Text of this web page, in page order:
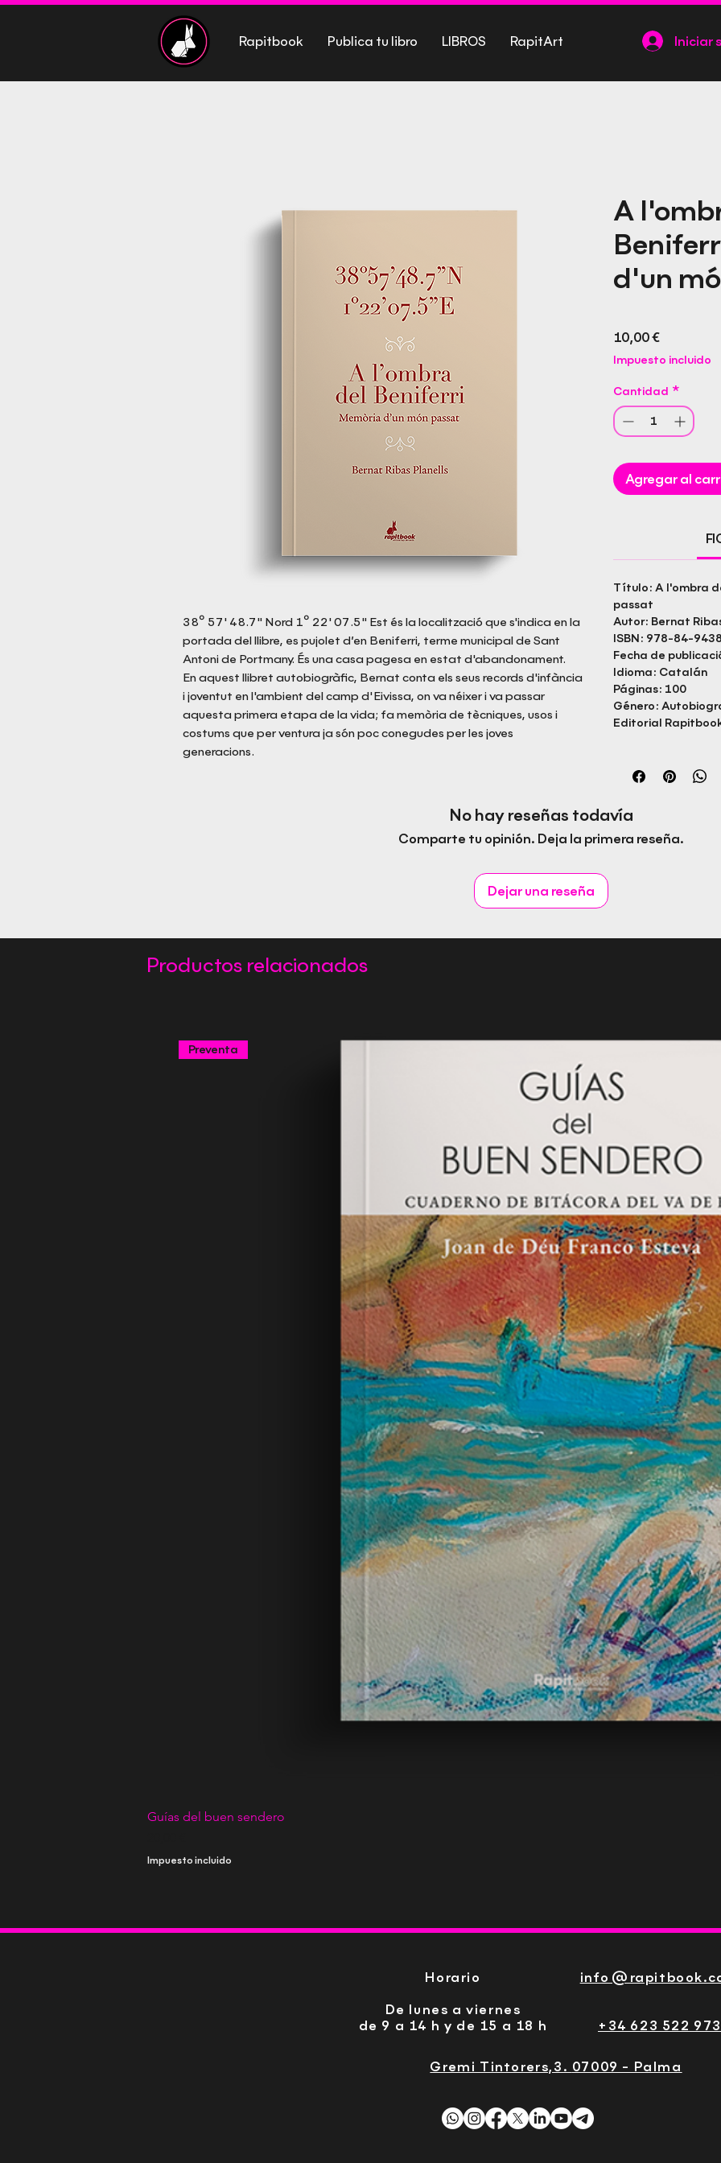
Rapitbook Publica tu libro LIBROS RapitArt Iniciar
38º 57' 48.7" Nord 1º 22' 07.5" Est és la localització que s'indica en la
portada del llibre, es pujolet d’en Beniferri, terme municipal de Sant
Antoni de Portmany. És una casa pagesa en estat d'abandonament.
En aquest llibret autobiogràfic, Bernat conta els seus records d'infància
i joventut en l'ambient del camp d'Eivissa, on va néixer i va passar
aquesta primera etapa de la vida; fa memòria de tècniques, usos i
costums que per ventura ja són poc conegudes per les joves
generacions.
A
d'un
10,00 €Precio
Impuesto incluido
Cantidad *
Agregar al
Título: A l'ombra
passat
Autor: Bernat
ISBN: 978-84-
Fecha de
Idioma: Catalán
Páginas: 100
Género:
Editorial
No hay reseñas todavía
Comparte tu opinión. Deja la primera reseña.
Dejar una reseña
Productos relacionados
Preventa
Guías del buen sendero
Impuesto incluido
Horario
De lunes a viernes
de 9 a 14 h y de 15 a 18 h
+34 623 522 973
Gremi Tintorers,3. 07009 - Palma